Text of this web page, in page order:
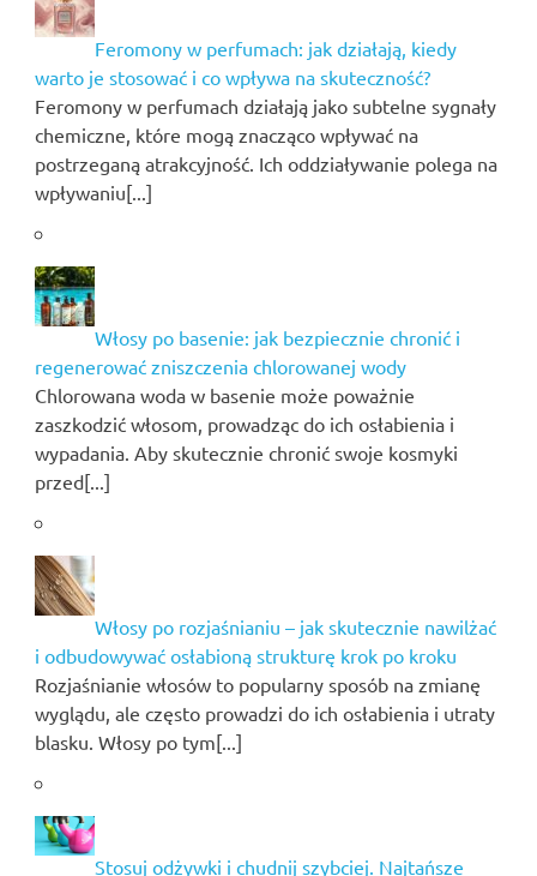
Feromony w perfumach: jak działają, kiedy
warto je stosować i co wpływa na skuteczność?
Feromony w perfumach działają jako subtelne sygnały
chemiczne, które mogą znacząco wpływać na
postrzeganą atrakcyjność. Ich oddziaływanie polega na
wpływaniu[...]
Włosy po basenie: jak bezpiecznie chronić i
regenerować zniszczenia chlorowanej wody
Chlorowana woda w basenie może poważnie
zaszkodzić włosom, prowadząc do ich osłabienia i
wypadania. Aby skutecznie chronić swoje kosmyki
przed[...]
Włosy po rozjaśnianiu – jak skutecznie nawilżać
i odbudowywać osłabioną strukturę krok po kroku
Rozjaśnianie włosów to popularny sposób na zmianę
wyglądu, ale często prowadzi do ich osłabienia i utraty
blasku. Włosy po tym[...]
Stosuj odżywki i chudnij szybciej. Najtańsze